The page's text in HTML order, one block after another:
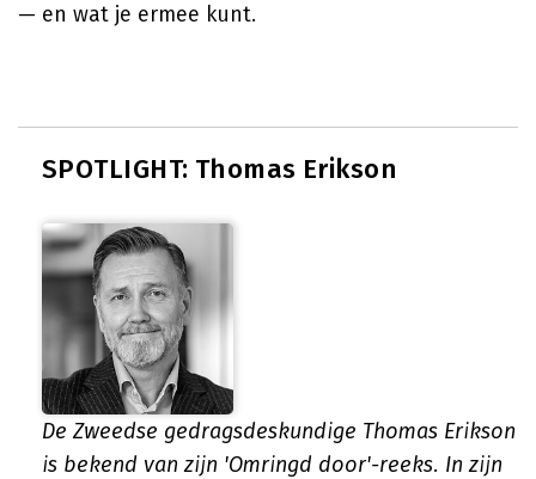
— en wat je ermee kunt.
SPOTLIGHT: Thomas Erikson
De Zweedse gedragsdeskundige Thomas Erikson
is bekend van zijn 'Omringd door'-reeks. In zijn